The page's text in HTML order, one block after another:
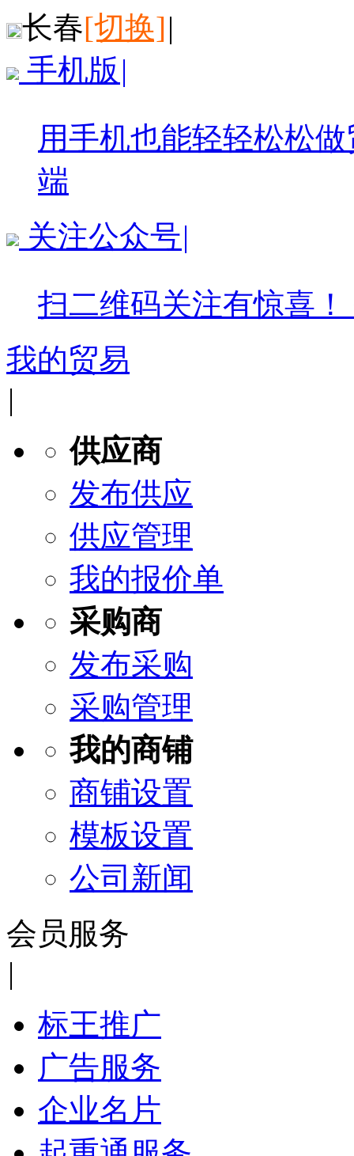
长春[切换]|
手机版 |
用手机也能轻轻松松
端
关注公众号|
扫二维码关注有惊喜！
我的贸易
|
供应商
发布供应
供应管理
我的报价单
采购商
发布采购
采购管理
我的商铺
商铺设置
模板设置
公司新闻
会员服务
|
标王推广
广告服务
企业名片